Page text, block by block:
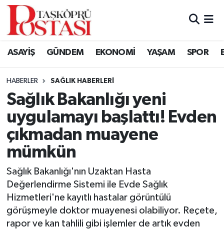
ASAYİŞ GÜNDEM EKONOMİ YAŞAM SPOR
HABERLER SAĞLIK HABERLERI
Sağlık Bakanlığı yeni
uygulamayı başlattı! Evden
çıkmadan muayene
mümkün
Sağlık Bakanlığı'nın Uzaktan Hasta
Değerlendirme Sistemi ile Evde Sağlık
Hizmetleri'ne kayıtlı hastalar görüntülü
görüşmeyle doktor muayenesi olabiliyor. Reçete,
rapor ve kan tahlili gibi işlemler de artık evden
Kastamonu Vefat Edenler
Araç Haberleri
Azdavay Haberleri
Cide Haberleri